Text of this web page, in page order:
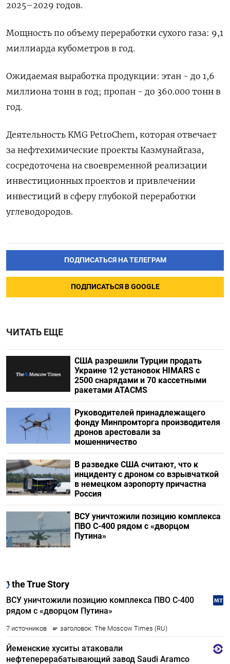
2025–2029 годов.
Мощность по объему переработки сухого газа: 9,1
миллиарда кубометров в год.
Ожидаемая выработка продукции: этан - до 1,6
миллиона тонн в год; пропан - до 360.000 тонн в
год.
Деятельность KMG PetroChem, которая отвечает
за нефтехимические проекты Казмунайгаза,
сосредоточена на своевременной реализации
инвестиционных проектов и привлечении
инвестиций в сферу глубокой переработки
углеводородов.
ПОДПИСАТЬСЯ НА ТЕЛЕГРАМ
ПОДПИСАТЬСЯ В GOOGLE
ЧИТАТЬ ЕЩЕ
США разрешили Турции продать
Украине 12 установок HIMARS с
2500 снарядами и 70 кассетными
ракетами ATACMS
Руководителей принадлежащего
фонду Минпромторга производителя
дронов арестовали за
мошенничество
В разведке США считают, что к
инциденту с дроном со взрывчаткой
в немецком аэропорту причастна
Россия
ВСУ уничтожили позицию комплекса
ПВО С-400 рядом с «дворцом
Путина»